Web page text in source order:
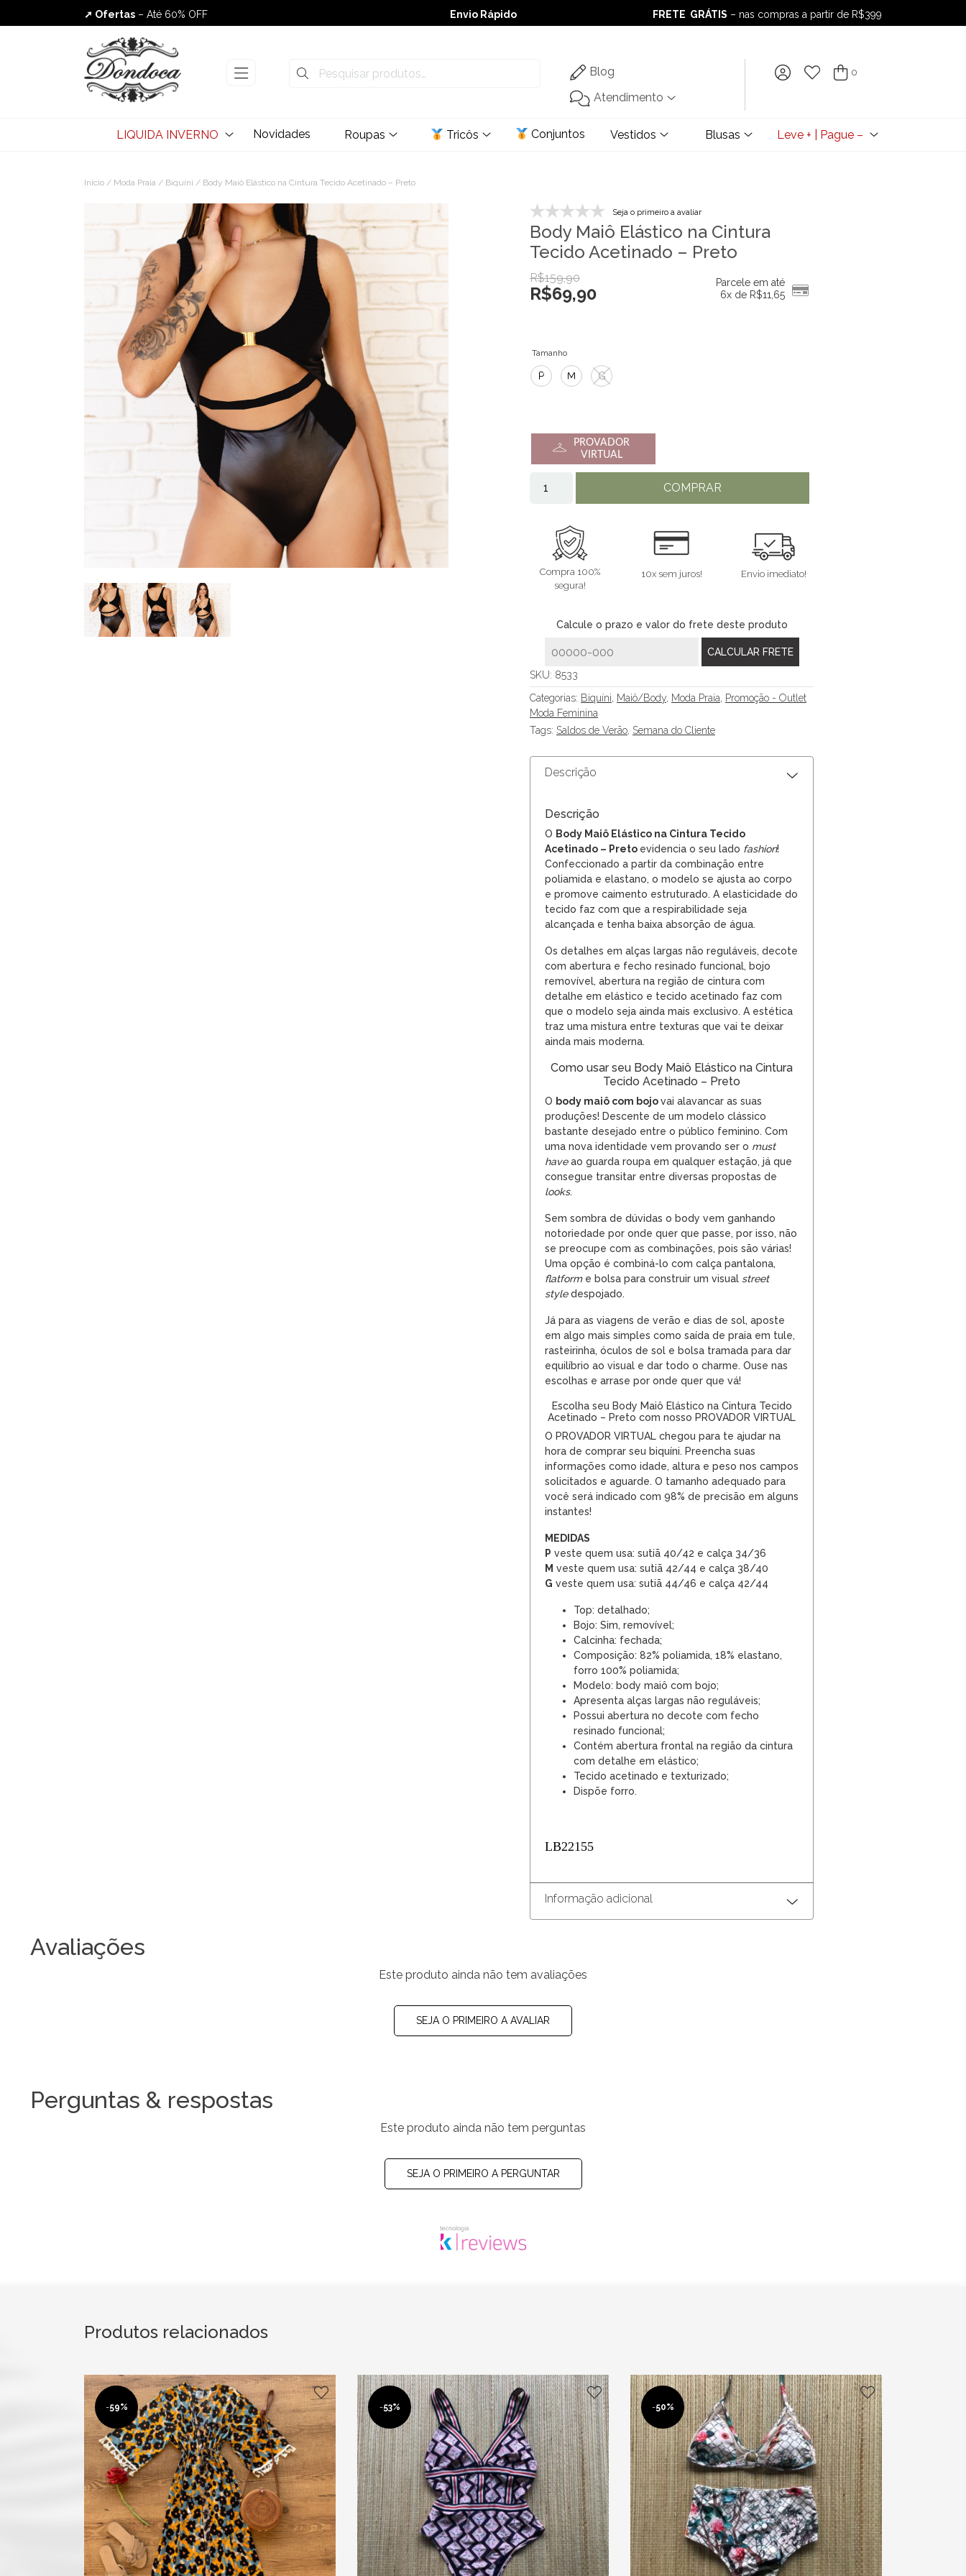
➚ Ofertas – Até 60% OFF
Envio Rápido
Envio Rápido
➚ Ofertas– Até 60% OFF
FRETE GRÁTIS – nas compras a partir de R$399
FRETE GRÁTIS– nas compras a partir de R$399
Blog
Atendimento
0
LIQUIDA INVERNO Novidades Roupas Tricôs Conjuntos Vestidos Blusas Leve + | Pague –
Início / Moda Praia / Biquíni / Body Maiô Elástico na Cintura Tecido Acetinado – Preto
Seja o primeiro a avaliar
Body Maiô Elástico na Cintura
Tecido Acetinado – Preto
R$159,90
R$69,90
Parcele em até
6x de R$11,65
Tamanho
P M G
PROVADOR
VIRTUAL
COMPRAR
Compra 100%
segura!
10x sem juros! Envio imediato!
Calcule o prazo e valor do frete deste produto
SKU: 8533
Categorias: Biquíni, Maiô/Body, Moda Praia, Promoção - Outlet
Moda Feminina
Tags: Saldos de Verão, Semana do Cliente
Descrição
Descrição
O Body Maiô Elástico na Cintura Tecido
Acetinado – Preto evidencia o seu lado fashion!
Confeccionado a partir da combinação entre
poliamida e elastano, o modelo se ajusta ao corpo
e promove caimento estruturado. A elasticidade do
tecido faz com que a respirabilidade seja
alcançada e tenha baixa absorção de água.
Os detalhes em alças largas não reguláveis, decote
com abertura e fecho resinado funcional, bojo
removível, abertura na região de cintura com
detalhe em elástico e tecido acetinado faz com
que o modelo seja ainda mais exclusivo. A estética
traz uma mistura entre texturas que vai te deixar
ainda mais moderna.
Como usar seu Body Maiô Elástico na Cintura
Tecido Acetinado – Preto
O body maiô com bojovai alavancar as suas
produções! Descente de um modelo clássico
bastante desejado entre o público feminino. Com
uma nova identidade vem provando ser o must
haveao guarda roupa em qualquer estação, já que
consegue transitar entre diversas propostas de
looks.
Sem sombra de dúvidas o body vem ganhando
notoriedade por onde quer que passe, por isso, não
se preocupe com as combinações, pois são várias!
Uma opção é combiná-lo com calça pantalona,
flatforme bolsa para construir um visual street
styledespojado.
Já para as viagens de verão e dias de sol, aposte
em algo mais simples como saída de praia em tule,
rasteirinha, óculos de sol e bolsa tramada para dar
equilíbrio ao visual e dar todo o charme. Ouse nas
escolhas e arrase por onde quer que vá!
Escolha seu Body Maiô Elástico na Cintura Tecido
Acetinado – Preto com nosso PROVADOR VIRTUAL
O PROVADOR VIRTUAL chegou para te ajudar na
hora de comprar seu biquíni. Preencha suas
informações como idade, altura e peso nos campos
solicitados e aguarde. O tamanho adequado para
você será indicado com 98% de precisão em alguns
instantes!
MEDIDAS
P veste quem usa: sutiã 40/42 e calça 34/36
M veste quem usa: sutiã 42/44 e calça 38/40
G veste quem usa: sutiã 44/46 e calça 42/44
Top: detalhado;
Bojo: Sim, removível;
Calcinha: fechada;
Composição: 82% poliamida, 18% elastano,
forro 100% poliamida;
Modelo: body maiô com bojo;
Apresenta alças largas não reguláveis;
Possui abertura no decote com fecho
resinado funcional;
Contém abertura frontal na região da cintura
com detalhe em elástico;
Tecido acetinado e texturizado;
Dispõe forro.
LB22155
Informação adicional
Avaliações
Este produto ainda não tem avaliações
SEJA O PRIMEIRO A AVALIAR
Perguntas & respostas
Este produto ainda não tem perguntas
SEJA O PRIMEIRO A PERGUNTAR
Produtos relacionados
-59% -53% -50%